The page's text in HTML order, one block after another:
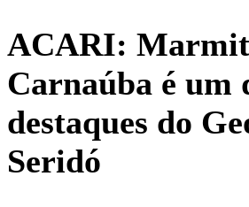
ACARI:
Carnaúba é um
destaques do
Seridó